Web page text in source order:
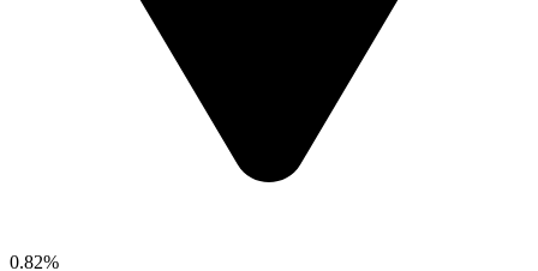
0.82%